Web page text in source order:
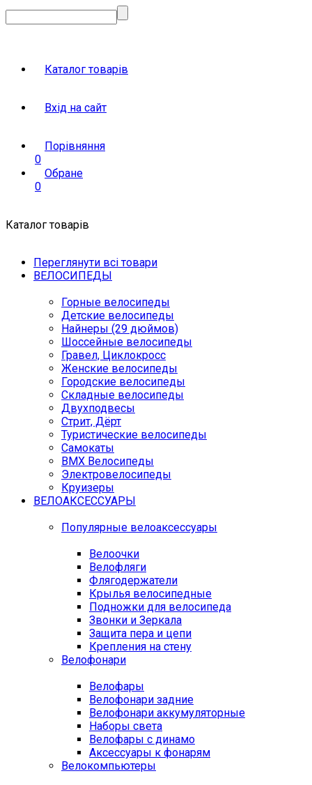
Каталог товарів
Вхід на сайт
Порівняння
0
Обране
0
Каталог товарів
Переглянути всі товари
ВЕЛОСИПЕДЫ
Горные велосипеды
Детские велосипеды
Найнеры (29 дюймов)
Шоссейные велосипеды
Гравел, Циклокросс
Женские велосипеды
Городcкие велосипеды
Складные велосипеды
Двухподвесы
Стрит, Дёрт
Туристические велосипеды
Самокаты
BMX Велосипеды
Электровелосипеды
Круизеры
ВЕЛОАКСЕССУАРЫ
Популярные велоаксессуары
Велоочки
Велофляги
Флягодержатели
Крылья велосипедные
Подножки для велосипеда
Звонки и Зеркала
Защита пера и цепи
Крепления на стену
Велофонари
Велофары
Велофонари задние
Велофонари аккумуляторные
Наборы света
Велофары с динамо
Аксессуары к фонарям
Велокомпьютеры